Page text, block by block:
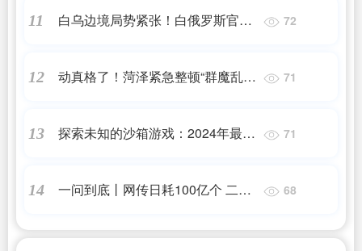
教职
11
白乌边境局势紧张！白俄罗斯官员
72
12
动真格了！菏泽紧急整顿“群魔乱
71
13
探索未知的沙箱游戏：2024年最新
71
14
一问到底丨网传日耗100亿个 二维
68